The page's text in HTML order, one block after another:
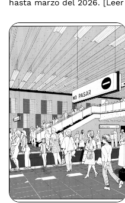
hasta marzo del 2026. [Leer